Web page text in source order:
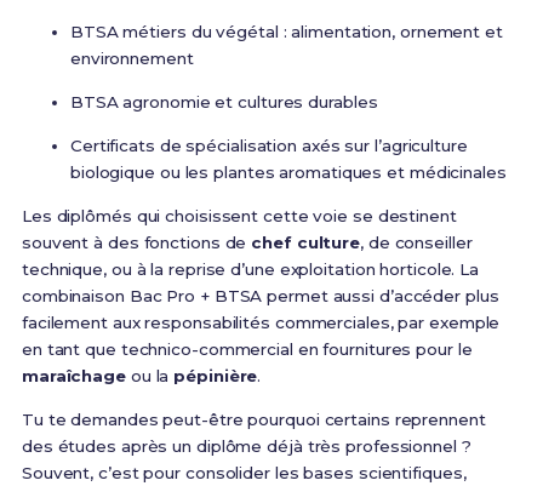
BTSA métiers du végétal : alimentation, ornement et
environnement
BTSA agronomie et cultures durables
Certificats de spécialisation axés sur l’agriculture
biologique ou les plantes aromatiques et médicinales
Les diplômés qui choisissent cette voie se destinent
souvent à des fonctions de chef culture, de conseiller
technique, ou à la reprise d’une exploitation horticole. La
combinaison Bac Pro + BTSA permet aussi d’accéder plus
facilement aux responsabilités commerciales, par exemple
en tant que technico-commercial en fournitures pour le
maraîchageou la pépinière.
Tu te demandes peut-être pourquoi certains reprennent
des études après un diplôme déjà très professionnel ?
Souvent, c’est pour consolider les bases scientifiques,